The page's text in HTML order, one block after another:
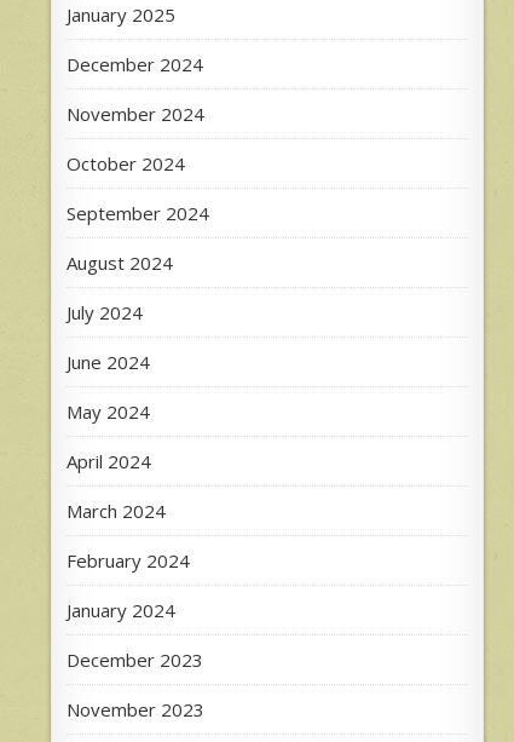
January 2025
December 2024
November 2024
October 2024
September 2024
August 2024
July 2024
June 2024
May 2024
April 2024
March 2024
February 2024
January 2024
December 2023
November 2023